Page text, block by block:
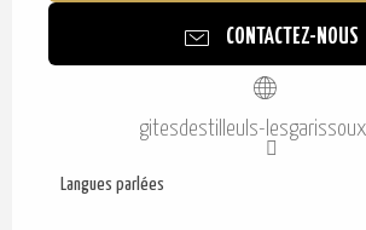
CONTACTEZ-NOUS
gitesdestilleuls-
Langues parlées
Langues parlées